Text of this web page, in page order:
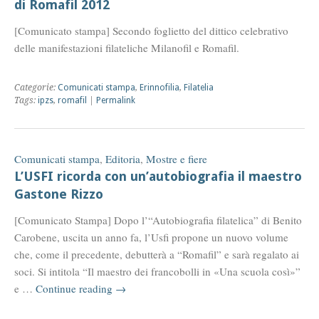
di Romafil 2012
[Comunicato stampa] Secondo foglietto del dittico celebrativo
delle manifestazioni filateliche Milanofil e Romafil.
Categorie: Comunicati stampa, Erinnofilia, Filatelia
Tags: ipzs, romafil Permalink
Comunicati stampa, Editoria, Mostre e fiere
L’USFI ricorda con un’autobiografia il maestro
Gastone Rizzo
[Comunicato Stampa] Dopo l’“Autobiografia filatelica” di Benito
Carobene, uscita un anno fa, l’Usfi propone un nuovo volume
che, come il precedente, debutterà a “Romafil” e sarà regalato ai
soci. Si intitola “Il maestro dei francobolli in «Una scuola così»”
e … Continue reading →